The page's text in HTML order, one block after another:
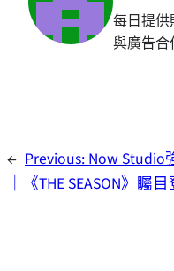
每日提供
與廣告合
← Previous:Now Studio
｜《THE SEASON》矚